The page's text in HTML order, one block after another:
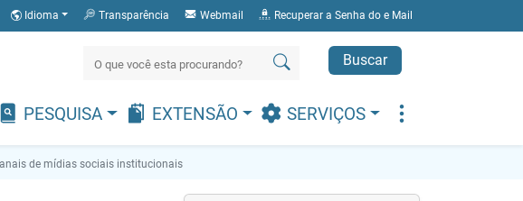
Idioma Transparência Webmail Recuperar a Senha do e Mail
Buscar
PESQUISA EXTENSÃO SERVIÇOS
de mídias sociais institucionais